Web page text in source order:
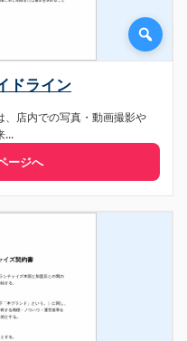
ドライン
店内での写真・動画撮影や
...
ージへ